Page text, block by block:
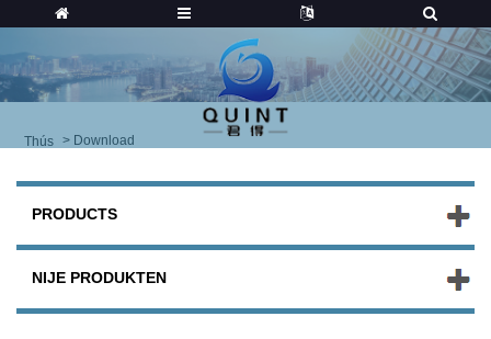
Thús > Download
PRODUCTS
NIJE PRODUKTEN